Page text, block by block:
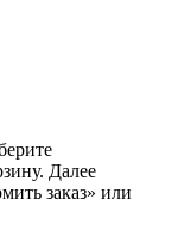
Далее
заказ» или